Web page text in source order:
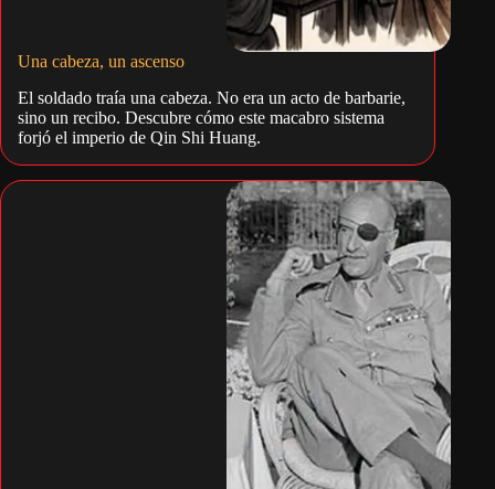
Una cabeza, un ascenso
El soldado traía una cabeza. No era un acto de barbarie,
sino un recibo. Descubre cómo este macabro sistema
forjó el imperio de Qin Shi Huang.